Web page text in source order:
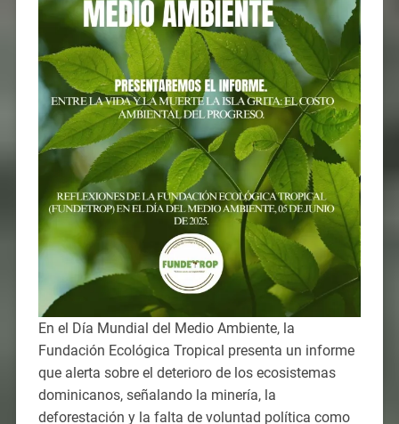
En el Día Mundial del Medio Ambiente, la
Fundación Ecológica Tropical presenta un informe
que alerta sobre el deterioro de los ecosistemas
dominicanos, señalando la minería, la
deforestación y la falta de voluntad política como